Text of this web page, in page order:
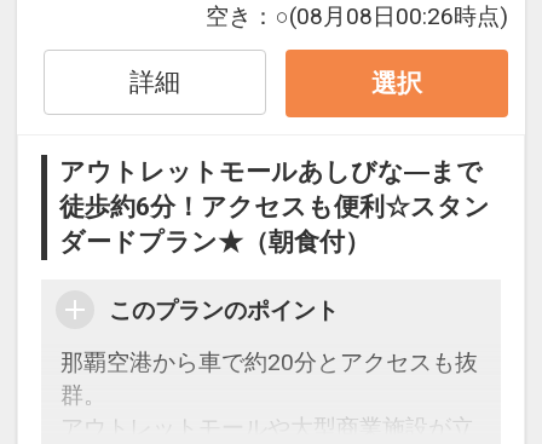
また、近隣にはレンタカー会社営業所や
那覇空港自動車道・名嘉地（なかち）IC
も10分ほどの場所にあり、沖縄本島中
□朝食バイキング付き
□大浴場利用可能
※前払いとなっております。
空き： ○(08月08日00:26時点)
詳細 選択
アウトレットモールあしびな―まで
徒歩約6分！アクセスも便利☆スタン
ダードプラン★（朝食付）
このプランのポイント
那覇空港から車で約20分とアクセスも抜
群。
アウトレットモールや大型商業施設が立